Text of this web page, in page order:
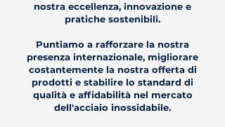
nostra eccellenza, innovazione e
pratiche sostenibili.
Puntiamo a rafforzare la nostra
presenza internazionale, migliorare
costantemente la nostra offerta di
prodotti e stabilire lo standard di
qualità e affidabilità nel mercato
dell'acciaio inossidabile.